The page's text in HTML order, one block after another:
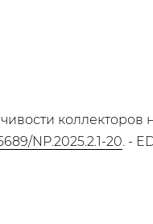
коллекторов
NP.2025.2.1-20. -